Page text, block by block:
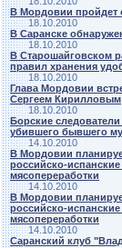
В Мордовии пройдет
18.10.2010
В Саранске
18.10.2010
В Старошайговском
правил хранения
18.10.2010
Глава Мордовии
Сергеем Кирилловым
18.10.2010
Борские
убившего бывшего
14.10.2010
В Мордовии
российско-
мясопереработки
14.10.2010
В Мордовии
российско-
мясопереработки
14.10.2010
Саранский клуб